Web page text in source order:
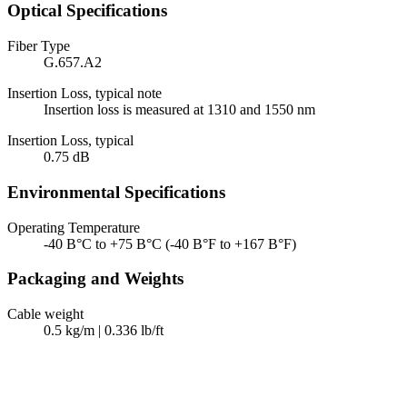
Optical Specifications
Fiber Type
G.657.A2
Insertion Loss, typical note
Insertion loss is measured at 1310 and 1550 nm
Insertion Loss, typical
0.75 dB
Environmental Specifications
Operating Temperature
-40 В°C to +75 В°C (-40 В°F to +167 В°F)
Packaging and Weights
Cable weight
0.5 kg/m | 0.336 lb/ft